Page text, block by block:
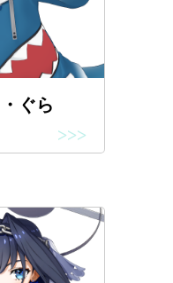
ぐら
>>>